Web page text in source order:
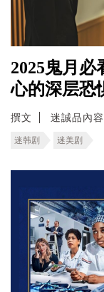
2025鬼月
心的深层恐
撰文 迷誠品內
迷韩剧 迷美剧